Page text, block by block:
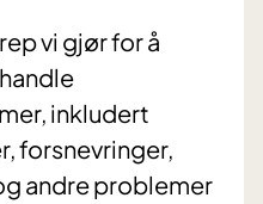
vi gjør for å
inkludert
forsnevringer,
andre problemer